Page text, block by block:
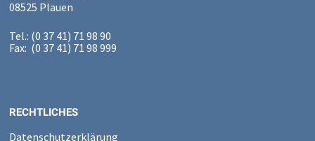
08525 Plauen
Tel.: (0 37 41) 71 98 90
Fax: (0 37 41) 71 98 999
RECHTLICHES
Datenschutzerklärung